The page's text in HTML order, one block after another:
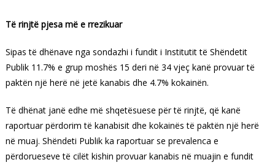
Të rinjtë pjesa më e rrezikuar
Sipas të dhënave nga sondazhi i fundit i Institutit të Shëndetit
Publik 11.7% e grup moshës 15 deri në 34 vjeç kanë provuar të
paktën një herë në jetë kanabis dhe 4.7% kokainën.
Të dhënat janë edhe më shqetësuese për të rinjtë, që kanë
raportuar përdorim të kanabisit dhe kokainës të paktën një herë
në muaj. Shëndeti Publik ka raportuar se prevalenca e
përdorueseve të cilët kishin provuar kanabis në muajin e fundit